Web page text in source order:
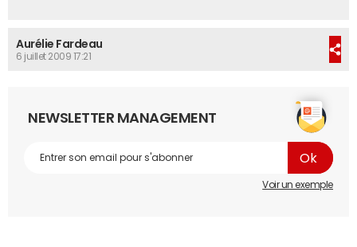
Aurélie Fardeau
6 juillet 2009 17:21
NEWSLETTER MANAGEMENT
Voir un exemple